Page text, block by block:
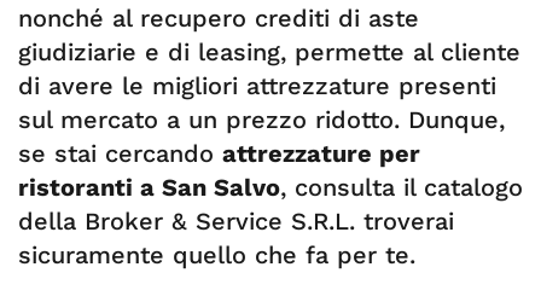
nonché al recupero crediti di aste
giudiziarie e di leasing, permette al cliente
di avere le migliori attrezzature presenti
sul mercato a un prezzo ridotto. Dunque,
se stai cercando attrezzature per
ristoranti a San Salvo, consulta il catalogo
della Broker & Service S.R.L. troverai
sicuramente quello che fa per te.